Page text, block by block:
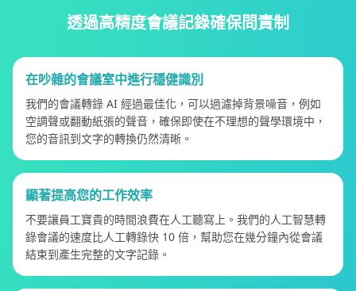
透過高精度會議記錄確保問責制
在吵雜的會議室中進行穩健識別
我們的會議轉錄 AI 經過最佳化，可以過濾掉背景噪音，例如
空調聲或翻動紙張的聲音，確保即使在不理想的聲學環境中，
您的音訊到文字的轉換仍然清晰。
顯著提高您的工作效率
不要讓員工寶貴的時間浪費在人工聽寫上。我們的人工智慧轉
錄會議的速度比人工轉錄快 10 倍，幫助您在幾分鐘內從會議
結束到產生完整的文字記錄。